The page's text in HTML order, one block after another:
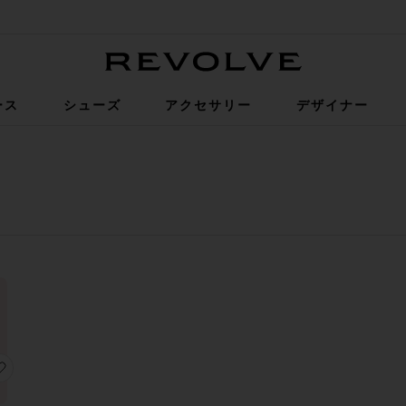
シューズ アクセサリー デザイナー
イフレンド
THE FREE GOOD LUCK ミッドライド